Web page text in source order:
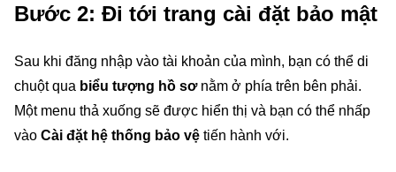
Bước 2: Đi tới trang cài đặt bảo mật
Sau khi đăng nhập vào tài khoản của mình, bạn có thể di
chuột qua biểu tượng hồ sơnằm ở phía trên bên phải.
Một menu thả xuống sẽ được hiển thị và bạn có thể nhấp
vào Cài đặt hệ thống bảo vệ tiến hành với.